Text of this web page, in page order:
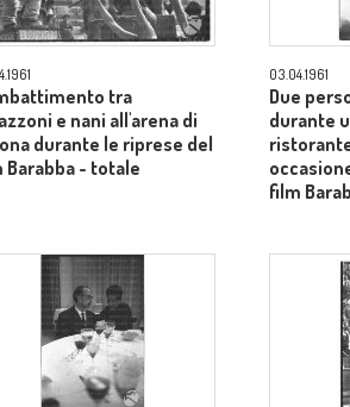
tra
e nani all'arena di
durante le riprese del
Barabba - totale
03.04.1961
Due
durante
film